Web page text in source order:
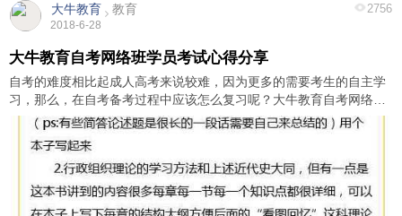
大牛教育 教育
2018-6-28
2756
大牛教育自考网络班学员考试心得分享
自考的难度相比起成人高考来说较难，因为更多的需要考生的自主学
习，那么，在自考备考过程中应该怎么复习呢？大牛教育自考网络班
学员分享自身考试学习心得。 付出总会有收获，自考虽然难，但是能
够讲究系统的学习方法，也能顺利通过考 ...